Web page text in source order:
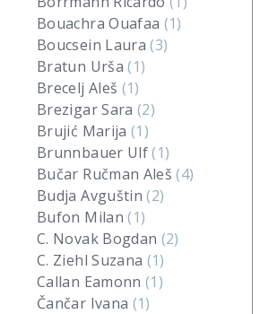
Bouachra Ouafaa (1)
Boucsein Laura(3)
Bratun Urša(1)
Brecelj Aleš (1)
Brezigar Sara(2)
Brujić Marija(1)
Brunnbauer Ulf(1)
Bučar Ručman Aleš(4)
Budja Avguštin(2)
Bufon Milan(1)
C. Novak Bogdan (2)
C. Ziehl Suzana (1)
Callan Eamonn(1)
Čančar Ivana (1)